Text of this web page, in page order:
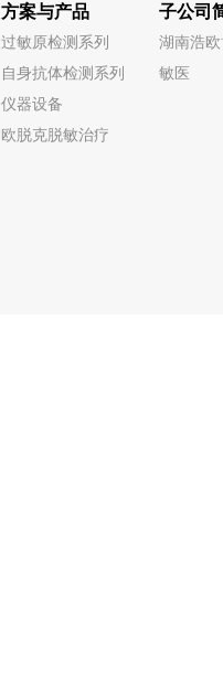
方案与产品
过敏原检测系列
自身抗体检测系列
仪器设备
欧脱克脱敏治疗
子公司
湖南浩
敏医